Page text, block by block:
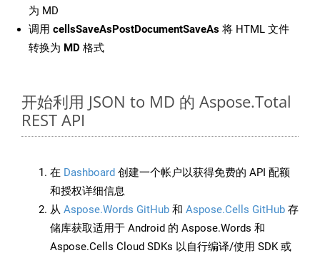
为 MD
调用 cellsSaveAsPostDocumentSaveAs 将 HTML 文件
转换为 MD 格式
开始利用 JSON to MD 的 Aspose.Total
REST API
在 Dashboard 创建一个帐户以获得免费的 API 配额
和授权详细信息
从 Aspose.Words GitHub 和 Aspose.Cells GitHub 存
储库获取适用于 Android 的 Aspose.Words 和
Aspose.Cells Cloud SDKs 以自行编译/使用 SDK 或